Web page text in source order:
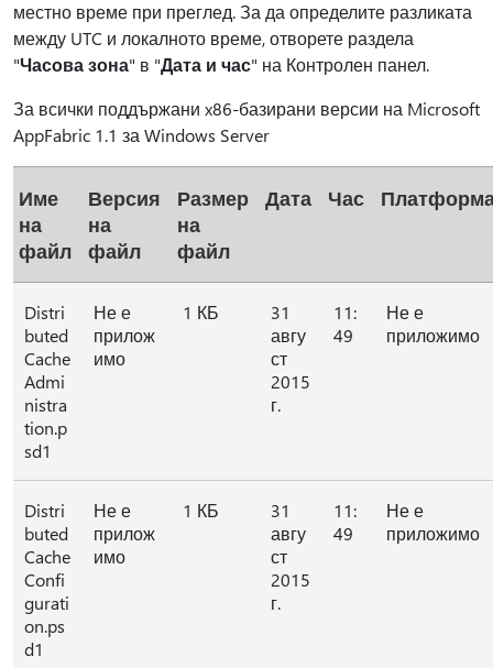
местно време при преглед. За да определите разликата
между UTC и локалното време, отворете раздела
"Часова зона" в "Дата и час" на Контролен панел.
За всички поддържани x86-базирани версии на Microsoft
AppFabric 1.1 за Windows Server
Име
на
файл
Версия
на
файл
Размер
на
файл
Дата Час
Distri
buted
Cache
Admi
nistra
tion.p
sd1
Не е
прилож
имо
1 КБ
31
авгу
ст
2015
г.
11:
49
Не е
приложимо
Distri
buted
Cache
Confi
gurati
on.ps
d1
Не е
прилож
имо
1 КБ
31
авгу
ст
2015
г.
11:
49
Не е
приложимо